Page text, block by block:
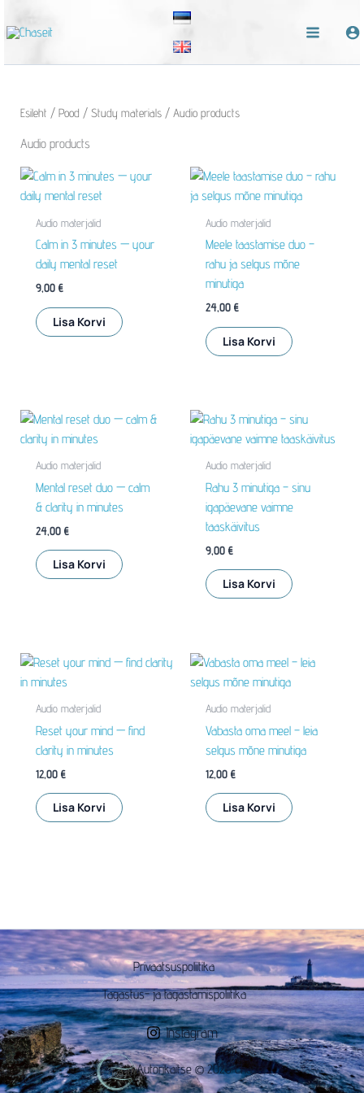
to
Esileht / Pood / Study materials/ Audio products
Audio products
Audio materjalid
Calm in 3 minutes — your
daily mental reset
9,00 €
Lisa Korvi
Audio materjalid
Meele taastamise duo –
rahu ja selgus mõne
minutiga
24,00€
Lisa Korvi
Audio materjalid
Mental reset duo — calm
& clarity in minutes
24,00 €
Lisa Korvi
Audio materjalid
Rahu 3 minutiga – sinu
igapäevane vaimne
taaskäivitus
9,00€
Lisa Korvi
Audio materjalid
Reset your mind — find
clarity in minutes
12,00 €
Lisa Korvi
Audio materjalid
Vabasta oma meel – leia
selgus mõne minutiga
12,00€
Lisa Korvi
Privaatsuspoliitika
Tagastus- ja tagastamispoliitika
Instagram
Autorikaitse © 2026 Chaseit